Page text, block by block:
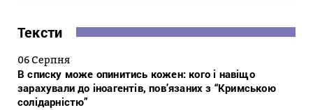
Тексти
06 Серпня
В списку може опинитись кожен: кого і навіщо
зарахували до іноагентів, пов’язаних з “Кримською
солідарністю”